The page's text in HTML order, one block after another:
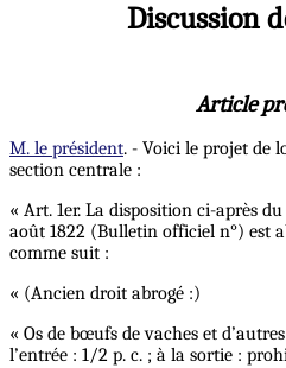
Discussion
Article
M. le président. - Voici le projet de
section centrale :
« Art. 1er. La disposition ci-après
août 1822 (Bulletin officiel n°) est
comme suit :
« (Ancien droit abrogé :)
« Os de bœufs de vaches et
l’entrée : 1/2 p. c. ; à la sortie :